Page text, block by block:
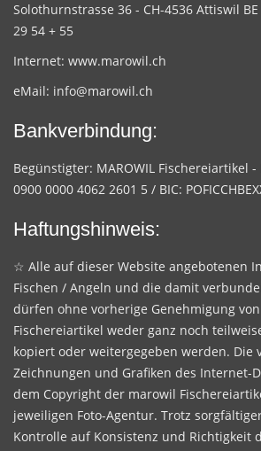
Solothurnstrasse 36 - CH-4536 Attiswil BE
29 54 + 55
Internet: www.marowil.ch
eMail: info@marowil.ch
Bankverbindung:
Begünstigter: MAROWIL Fischereiartikel -
0900 0000 4062 2601 5 / BIC:
Haftungshinweis:
☆ Alle auf dieser Website angebotenen
Fischen / Angeln und die damit
dürfen ohne vorherige Genehmigung
Fischereiartikel weder ganz noch
kopiert oder weitergegeben werden. Die
Zeichnungen und Grafiken des Internet-
dem Copyright der marowil
jeweiligen Foto-Agentur. Trotz
Kontrolle auf Konsistenz und Richtigkeit